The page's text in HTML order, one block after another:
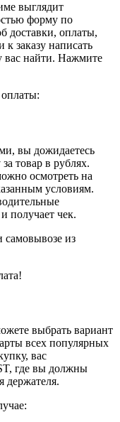
выглядит
форму по
доставки, оплаты,
заказу написать
вас найти. Нажмите
вы дожидаетесь
товар в рублях.
осмотреть на
условиям.
получает чек.
из
выбрать вариант
всех популярных
вас
где вы должны
держателя.